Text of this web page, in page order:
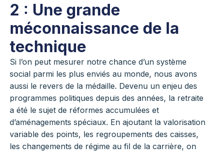
2 : Une grande
méconnaissance de la
technique
Si l’on peut mesurer notre chance d’un système
social parmi les plus enviés au monde, nous avons
aussi le revers de la médaille. Devenu un enjeu des
programmes politiques depuis des années, la retraite
a été le sujet de réformes accumulées et
d’aménagements spéciaux. En ajoutant la valorisation
variable des points, les regroupements des caisses,
les changements de régime au fil de la carrière, on